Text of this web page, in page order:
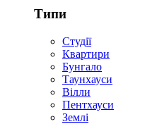
Типи
Студії
Квартири
Бунгало
Таунхауси
Вілли
Пентхауси
Землі